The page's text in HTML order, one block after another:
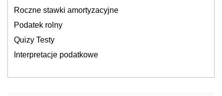
Roczne stawki amortyzacyjne
Podatek rolny
Quizy Testy
Interpretacje podatkowe